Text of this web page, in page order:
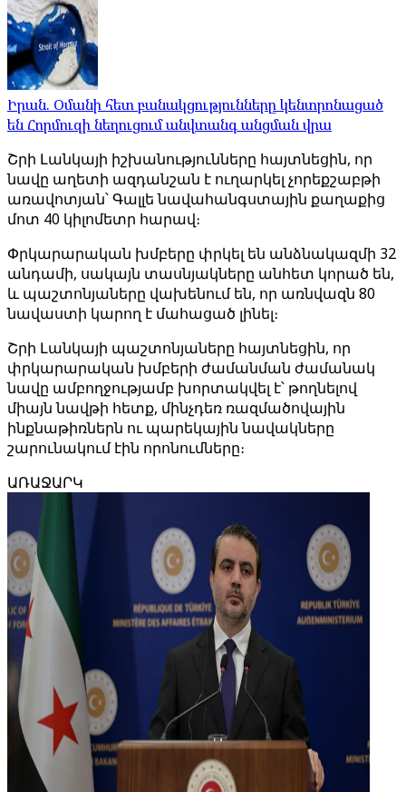
Իրան. Օմանի հետ բանակցությունները կենտրոնացած
են Հորմուզի նեղուցում անվտանգ անցման վրա
Շրի Լանկայի իշխանությունները հայտնեցին, որ
նավը աղետի ազդանշան է ուղարկել չորեքշաբթի
առավոտյան՝ Գալլե նավահանգստային քաղաքից
մոտ 40 կիլոմետր հարավ։
Փրկարարական խմբերը փրկել են անձնակազմի 32
անդամի, սակայն տասնյակները անհետ կորած են,
և պաշտոնյաները վախենում են, որ առնվազն 80
նավաստի կարող է մահացած լինել։
Շրի Լանկայի պաշտոնյաները հայտնեցին, որ
փրկարարական խմբերի ժամանման ժամանակ
նավը ամբողջությամբ խորտակվել է՝ թողնելով
միայն նավթի հետք, մինչդեռ ռազմածովային
ինքնաթիռներն ու պարեկային նավակները
շարունակում էին որոնումները։
ԱՌԱՋԱՐԿ